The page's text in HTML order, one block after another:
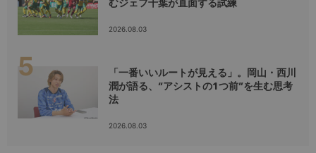
むジェフ千葉が直面する試練
2026.08.03
「一番いいルートが見える」。岡山・西川
潤が語る、“アシストの1つ前”を生む思考
法
2026.08.03